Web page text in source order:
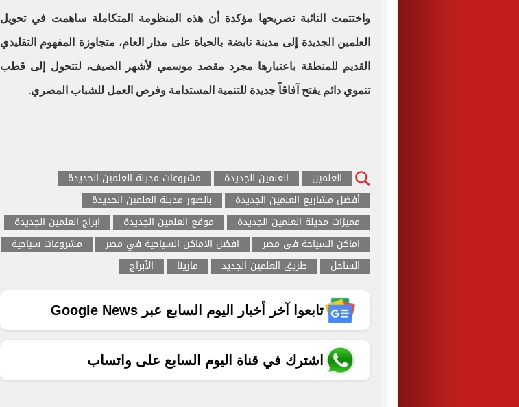
واختتمت النائبة تصريحها مؤكدة أن هذه المنظومة المتكاملة ساهمت في تحويل
العلمين الجديدة إلى مدينة نابضة بالحياة على مدار العام، متجاوزة المفهوم التقليدي
القديم للمنطقة باعتبارها مجرد مقصد موسمي لأشهر الصيف، لتتحول إلى قطب
تنموي دائم يفتح آفاقاً جديدة للتنمية المستدامة وفرص العمل للشباب المصري.
العلمين العلمين الجديدة
مشروعات مدينة العلمين الجديدة
أفضل مشاريع العلمين الجديدة
بالصور مدينة العلمين الجديدة
مميزات مدينة العلمين الجديدة
موقع العلمين الجديدة
ابراج العلمين الجديدة
اماكن السياحة فى مصر
افضل الاماكن السياحية في مصر
مشروعات سياحية
الساحل
طريق العلمين الجديد مارينا الأبراج
تابعوا آخر أخبار اليوم السابع عبر Google News
اشترك في قناة اليوم السابع على واتساب